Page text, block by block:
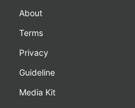
About
Terms
Privacy
Guideline
Media Kit